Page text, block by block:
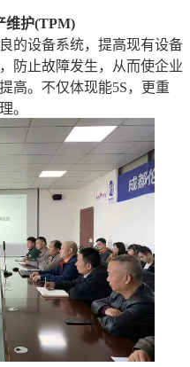
维护(TPM)
的设备系统，提高现有设备
防止故障发生，从而使企业
高。不仅体现能5S，更重
。